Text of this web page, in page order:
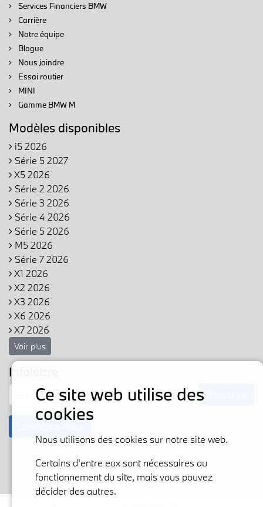
Services Financiers BMW
Carrière
Notre équipe
Blogue
Nous joindre
Essai routier
MINI
Gamme BMW M
Modèles disponibles
i5 2026
Série 5 2027
X5 2026
Série 2 2026
Série 3 2026
Série 4 2026
Série 5 2026
M5 2026
Série 7 2026
X1 2026
X2 2026
X3 2026
X6 2026
X7 2026
Voir plus
Infolettre
Ce site web utilise des
cookies
Nous utilisons des cookies sur notre site web.
Certains d'entre eux sont nécessaires au
fonctionnement du site, mais vous pouvez
décider des autres.